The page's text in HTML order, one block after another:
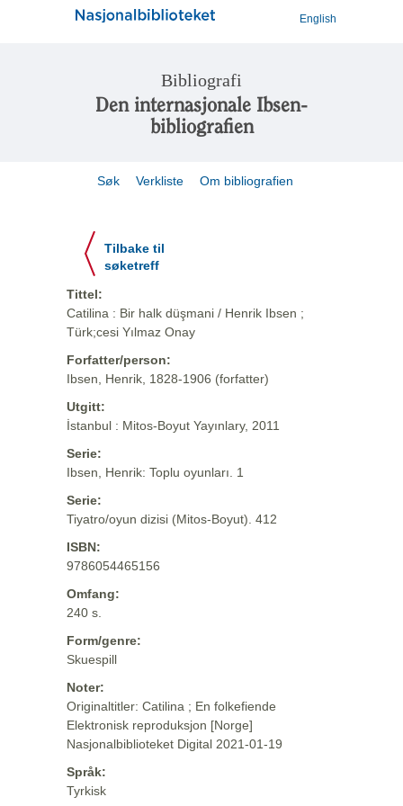
English
Bibliografi
Den internasjonale Ibsen-
bibliografien
Søk Verkliste Om bibliografien
Tilbake til
søketreff
Tittel:
Catilina : Bir halk düşmani / Henrik Ibsen ;
Türk;cesi Yılmaz Onay
Forfatter/person:
Ibsen, Henrik, 1828-1906 (forfatter)
Utgitt:
İstanbul : Mitos-Boyut Yayınlary, 2011
Serie:
Ibsen, Henrik: Toplu oyunları. 1
Serie:
Tiyatro/oyun dizisi (Mitos-Boyut). 412
ISBN:
9786054465156
Omfang:
240 s.
Form/genre:
Skuespill
Noter:
Originaltitler: Catilina ; En folkefiende
Elektronisk reproduksjon [Norge]
Nasjonalbiblioteket Digital 2021-01-19
Språk:
Tyrkisk